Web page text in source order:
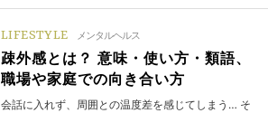
LIFESTYLE メンタルヘルス
疎外感とは？ 意味・使い方・類語、
職場や家庭での向き合い方
会話に入れず、周囲との温度差を感じてしまう… そ